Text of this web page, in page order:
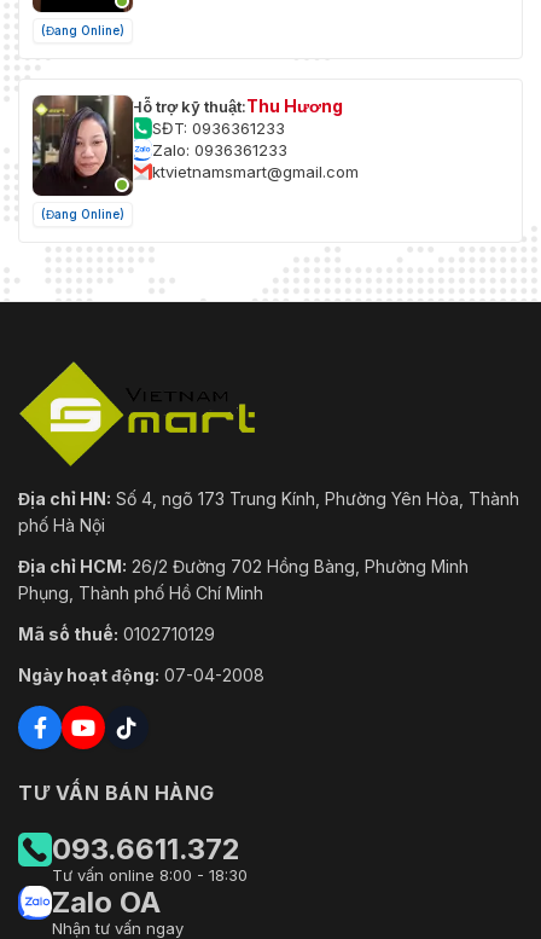
(Đang Online)
(Đang Online)
Hỗ trợ kỹ thuật:Thu Hương
SĐT: 0936361233
Zalo: 0936361233
ktvietnamsmart@gmail.com
Địa chỉ HN: Số 4, ngõ 173 Trung Kính, Phường Yên Hòa, Thành
phố Hà Nội
Địa chỉ HCM: 26/2 Đường 702 Hồng Bàng, Phường Minh
Phụng, Thành phố Hồ Chí Minh
Mã số thuế: 0102710129
Ngày hoạt động: 07-04-2008
TƯ VẤN BÁN HÀNG
093.6611.372
Tư vấn online 8:00 - 18:30
Zalo OA
Nhận tư vấn ngay